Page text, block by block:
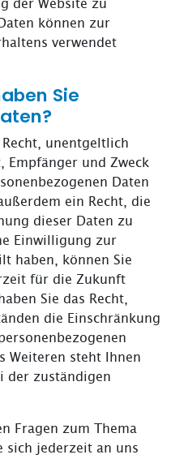
der Website zu
können zur
verwendet
Sie
unentgeltlich
und Zweck
Daten
ein Recht, die
dieser Daten zu
Einwilligung zur
haben, können Sie
für die Zukunft
Sie das Recht,
die Einschränkung
Weiteren steht Ihnen
der zuständigen
Fragen zum Thema
sich jederzeit an uns